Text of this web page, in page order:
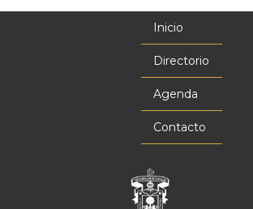
Inicio
Directorio
Agenda
Contacto